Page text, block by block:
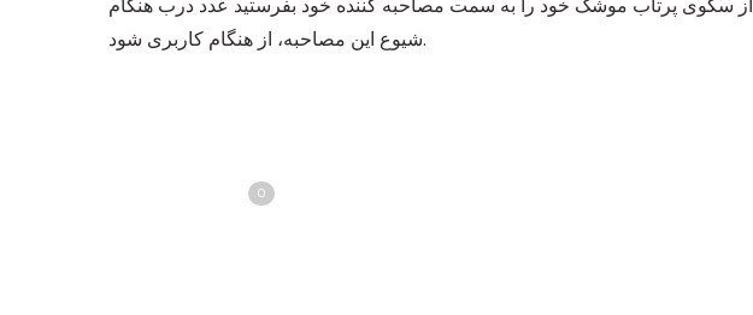
سکوی پرتاب موشک خود را به سمت مصاحبه کننده خود بفرستید عدد درب هنگام
شیوع این مصاحبه، از هنگام کاربری شود.
0